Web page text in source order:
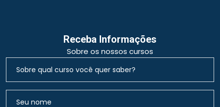
Receba Informações
Sobre os nossos cursos